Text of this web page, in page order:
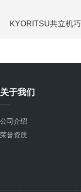
KYORITSU共立机巧
关于我们
公司介绍
荣誉资质